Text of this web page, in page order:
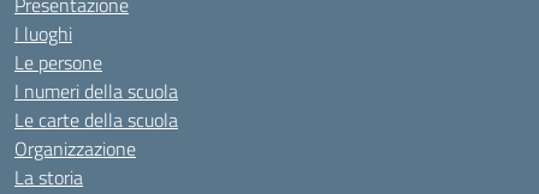
I luoghi
Le persone
I numeri della scuola
Le carte della scuola
Organizzazione
La storia